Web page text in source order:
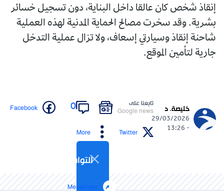
إنقاذ شخص كان عالقا داخل البناية، دون تسجيل خسائر
بشرية. وقد سخرت مصالح الحماية المدنية لهذه العملية
شاحنة إنقاذ وسيارتي إسعاف، ولا تزال عملية التدخل
جارية لتأمين الموقع.
خليصة. د
29/03/2026
- 13:26
تابعنا على
Google news
0
Facebook
Twitter
More
التواصل الاجتماعي
Messenger